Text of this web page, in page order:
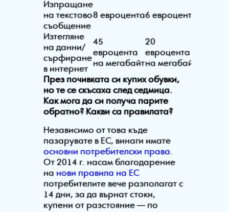
Изпращане
на текстово
съобщение
8 евроцента6 евроцента
Изтегляне
на данни/
сърфиране
в интернет
45
евроцента
на мегабайт
20
евроцента
на мегабайт
През почивката си купих обувки,
но те се скъсаха след седмица.
Как мога да си получа парите
обратно? Какви са правилата?
Независимо от това къде
пазарувате в ЕС, винаги имате
основни потребителски права.
От 2014 г. насам благодарение
на нови правила на ЕС
потребителите вече разполагат с
14 дни, за да върнат стоки,
купени от разстояние — по